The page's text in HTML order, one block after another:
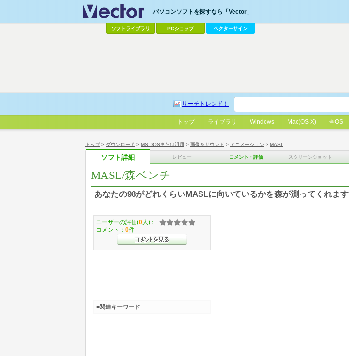
トップ> ダウンロード > MS-DOSまたは汎用 > 画像＆サウンド > アニメーション > MASL
ソフト詳細 レビュー コメント・評価 スクリーンショット
MASL/森ベンチ
あなたの98がどれくらいMASLに向いているかを森が測ってくれます
ユーザーの評価(0 人)：
コメント： 0件
■関連キーワード
パソコンソフトを探すなら「Vector」
ソフトライブラリ PCショップ ベクターサイン
サーチトレンド！
トップ ライブラリ Windows Mac(OS X) 全OS